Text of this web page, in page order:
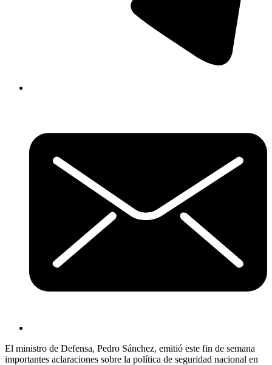
El ministro de Defensa, Pedro Sánchez, emitió este fin de semana
importantes aclaraciones sobre la política de seguridad nacional en